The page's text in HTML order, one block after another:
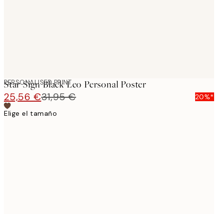
PERSONALISED PRINT
Star Sign Black Leo Personal Poster
25,56 €31,95 €
20%*
Elige el tamaño